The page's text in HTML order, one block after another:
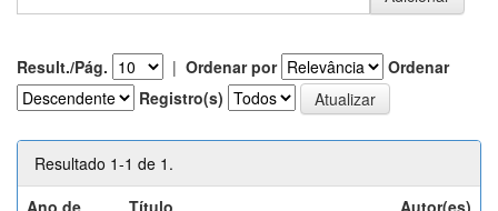
Result./Pág. | Ordenar por
Ordenar
Registro(s)
Resultado 1-1 de 1.
Ano de
Título Autor(es)